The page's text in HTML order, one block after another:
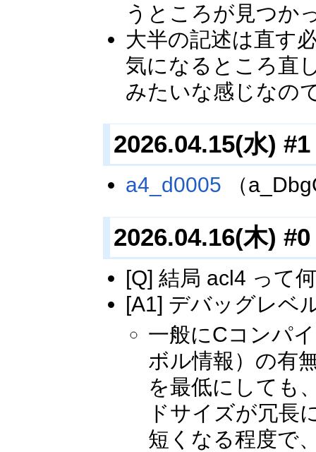
うところが見つか
大半の記述は直す
気になるところ直
みたいな感じなの
2026.04.15(水) #1
a4_d0005 （
2026.04.16(木) #0
[Q] 結局 acl4 って
[A1] デバッグレベ
一般にCコンパ
ボル情報）の有
を最低にしても
ドサイズが冗長
短くなる程度で